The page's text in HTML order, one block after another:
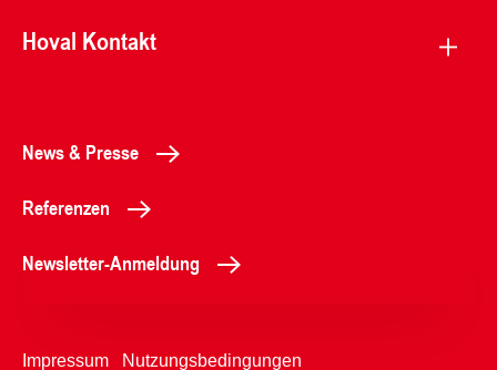
Hoval Kontakt
News & Presse
Referenzen
Newsletter-Anmeldung
Impressum Nutzungsbedingungen